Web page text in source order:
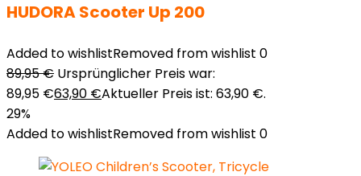
HUDORA Scooter Up 200
Added to wishlistRemoved from wishlist 0
89,95€ Ursprünglicher Preis war:
89,95 €63,90 €Aktueller Preis ist: 63,90 €.
29%
Added to wishlistRemoved from wishlist 0